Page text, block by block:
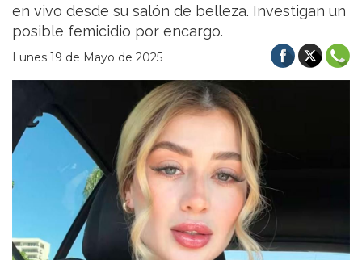
en vivo desde su salón de belleza. Investigan un
posible femicidio por encargo.
Lunes 19 de Mayo de 2025